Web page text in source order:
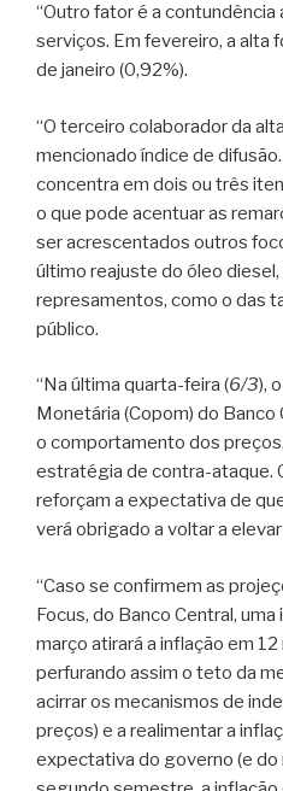
“Outro fator é a
serviços. Em fevereiro, a alta
de janeiro (0,92%).
“O terceiro colaborador da
mencionado índice de
concentra em dois ou três
o que pode acentuar as
ser acrescentados outros
último reajuste do óleo
represamentos, como o das
público.
“Na última quarta-feira (6/3),
Monetária (Copom) do Banco
o comportamento dos
estratégia de contra-ataque.
reforçam a expectativa de
verá obrigado a voltar a
“Caso se confirmem as
Focus, do Banco Central,
março atirará a inflação em
perfurando assim o teto da
acirrar os mecanismos de
preços) e a realimentar a
expectativa do governo (e do